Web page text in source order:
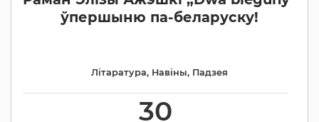
ўпершыню па-беларуску!
30
Літаратура, Навіны, Падзея